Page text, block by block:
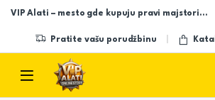
Skip to navigation
Skip to content
VIP Alati – mesto gde kupuju pravi majstori…
Pratite vašu porudžbinu
Open